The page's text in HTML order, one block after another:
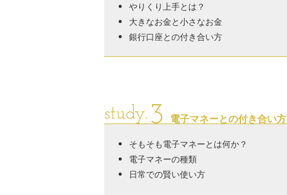
やりくり上手とは？
大きなお金と小さなお金
銀行口座との付き合い方
study.3 電子マネーとの付き合い方
そもそも電子マネーとは何か？
電子マネーの種類
日常での賢い使い方